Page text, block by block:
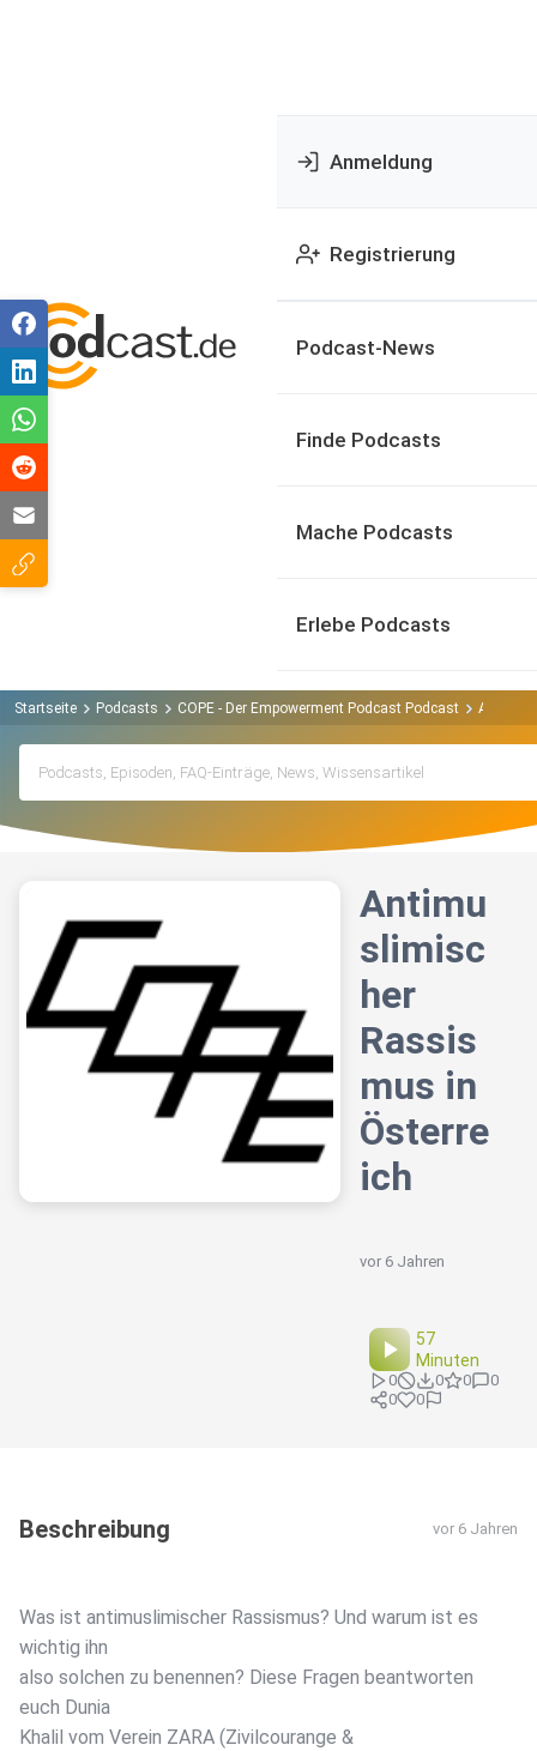
Anmeldung
Registrierung
Podcast-News
Finde Podcasts
Mache Podcasts
Erlebe Podcasts
Startseite Podcasts COPE - Der Empowerment Podcast Podcast
Antimu
slimisc
her
Rassis
mus in
Österre
ich
vor 6 Jahren
57
Minuten
0 0 0
0
0
0
Beschreibung vor 6 Jahren
Was ist antimuslimischer Rassismus? Und warum ist es
wichtig ihn
also solchen zu benennen? Diese Fragen beantworten
euch Dunia
Khalil vom Verein ZARA (Zivilcourange &